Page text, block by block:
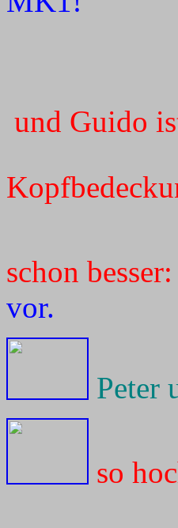
und Guido
schon besser:
vor.
Peter
so